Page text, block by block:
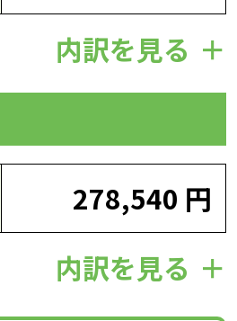
内訳を見る
278,540 円
内訳を見る